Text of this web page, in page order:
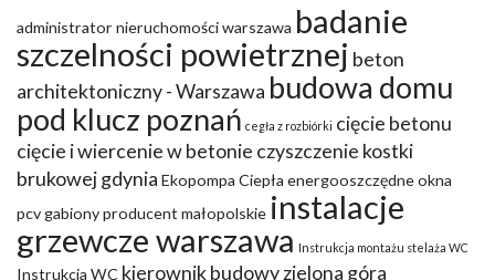
administrator nieruchomości warszawa badanie
szczelności powietrznej beton
architektoniczny - Warszawa budowa domu
pod klucz poznań cegła z rozbiórki cięcie betonu
cięcie i wiercenie w betonie czyszczenie kostki
brukowej gdynia Ekopompa Ciepła energooszczędne okna
pcvgabiony producent małopolskie instalacje
grzewcze warszawa Instrukcja montażu stelaża WC
Instrukcja WC kierownik budowy zielona góra